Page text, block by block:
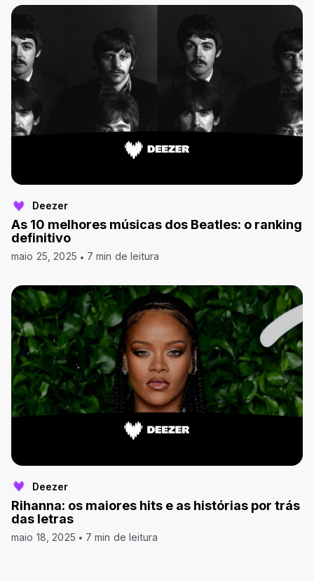
Deezer
As 10 melhores músicas dos Beatles: o ranking
definitivo
maio 25, 2025 7 min de leitura
Deezer
Rihanna: os maiores hits e as histórias por trás
das letras
maio 18, 2025 7 min de leitura